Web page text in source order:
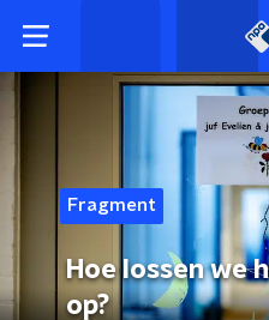
Fragment
Hoe lossen we
op?